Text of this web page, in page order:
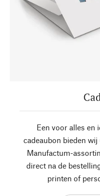
Een voor alles en
cadeaubon bieden
Manufactum-
direct na de
printen of